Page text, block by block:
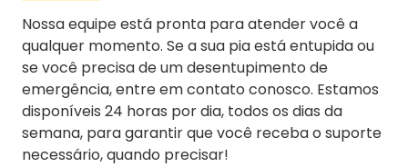
Nossa equipe está pronta para atender você a
qualquer momento. Se a sua pia está entupida ou
se você precisa de um desentupimento de
emergência, entre em contato conosco. Estamos
disponíveis 24 horas por dia, todos os dias da
semana, para garantir que você receba o suporte
necessário, quando precisar!